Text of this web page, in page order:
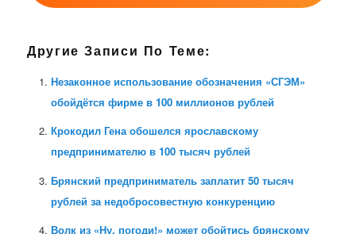
Другие Записи По Теме:
Незаконное использование обозначения «СГЭМ»
обойдётся фирме в 100 миллионов рублей
Крокодил Гена обошелся ярославскому
предпринимателю в 100 тысяч рублей
Брянский предприниматель заплатит 50 тысяч
рублей за недобросовестную конкуренцию
Волк из «Ну, погоди!» может обойтись брянскому